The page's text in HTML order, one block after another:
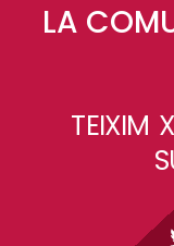
LA
TEIXIM